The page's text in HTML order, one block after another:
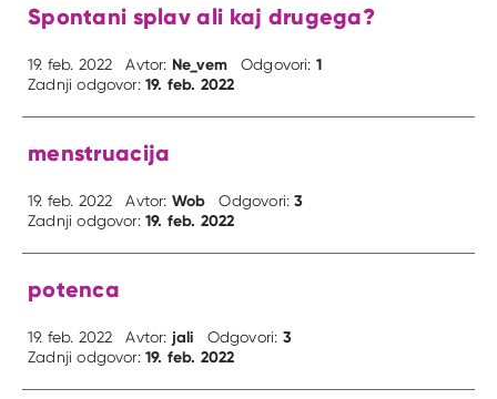
Spontani splav ali kaj drugega?
19. feb. 2022 Avtor: Ne_vem Odgovori: 1
Zadnji odgovor:19. feb. 2022
menstruacija
19. feb. 2022 Avtor: Wob Odgovori:3
Zadnji odgovor:19. feb. 2022
potenca
19. feb. 2022 Avtor: jali Odgovori: 3
Zadnji odgovor:19. feb. 2022